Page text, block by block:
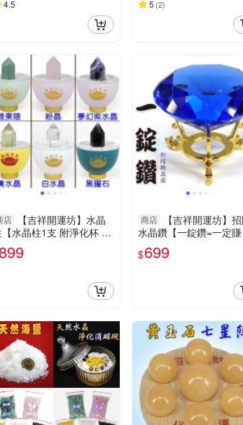
4.5 5 (2)
店
【吉祥開運坊】水晶
水晶柱1支 附淨化杯 白
水晶碎石 多款可供選擇】淨
擇日
商店
【吉祥開運坊】
水晶鑽【一錠鑽=一定
晶鑽中型 約7.8cm 含底座
多色可供選擇】淨化 擇日
$699